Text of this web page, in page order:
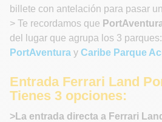
billete con antelación para pasar
> Te recordamos que
del lugar que agrupa los 3 parques:
PortAventura y Caribe Parque
Entrada Ferrari Land
Tienes 3 opciones:
>La entrada directa a Ferrari